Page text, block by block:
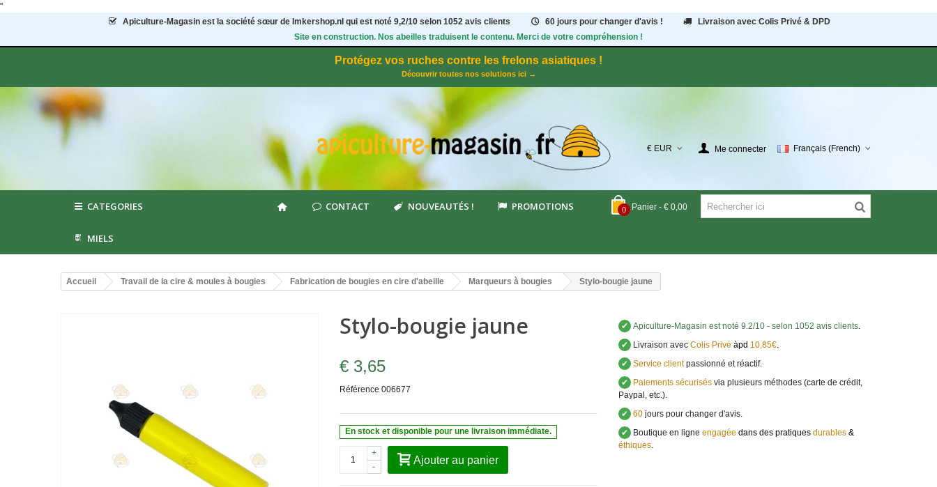
"
Apiculture-Magasin est la société sœur de Imkershop.nl qui est noté 9,2/10 selon 1052avis clients 60 jours pour changer d'avis !
Livraison avec Colis Privé & DPD
Site en construction. Nos abeilles traduisent le contenu. Merci de votre compréhension !
Protégez vos ruches contre les frelons asiatiques !
Découvrir toutes nos solutions ici →
€ EUR Me connecter Français (French)
0 Panier - € 0,00
CATEGORIES CONTACT NOUVEAUTÉS ! PROMOTIONS
MIELS
Accueil Travail de la cire & moules à bougies Fabrication de bougies en cire d'abeille Marqueurs à bougies Stylo-bougie jaune
Stylo-bougie jaune
€ 3,65
Référence 006677
En stock et disponible pour une livraison immédiate.
-
+
Ajouter au panier
✔ Apiculture-Magasin est noté 9.2/10 - selon 1052 avis clients.
✔ Livraison avecColis Privé àpd 10,85€.
✔ Service clientpassionné et réactif.
✔ Paiements sécurisésvia plusieurs méthodes (carte de crédit,
Paypal, etc.).
✔ 60jours pour changer d'avis.
✔ Boutique en ligne engagée dans des pratiques durables&
éthiques.